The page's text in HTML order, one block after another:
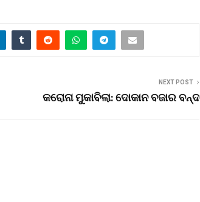
NEXT POST
କରୋନା ମୁକାବିଲା: ଦୋକାନ ବଜାର ବନ୍ଦ